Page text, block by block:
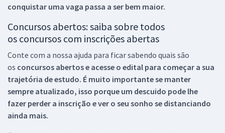
conquistar uma vaga passa a ser bem maior.
Concursos abertos: saiba sobre todos
os concursos com inscrições abertas
Conte com a nossa ajuda para ficar sabendo quais são
os concursos abertos e acesse o edital para começar a sua
trajetória de estudo. É muito importante se manter
sempre atualizado, isso porque um descuido pode lhe
fazer perder a inscrição e ver o seu sonho se distanciando
ainda mais.